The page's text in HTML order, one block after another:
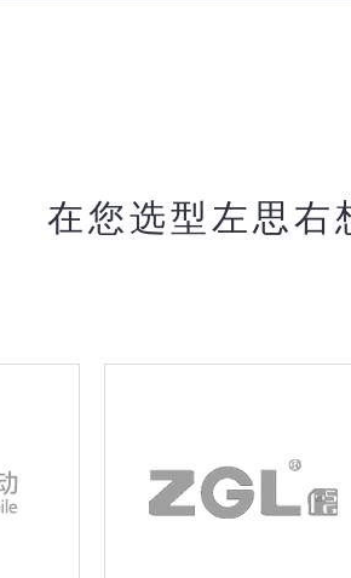
在您选型左思